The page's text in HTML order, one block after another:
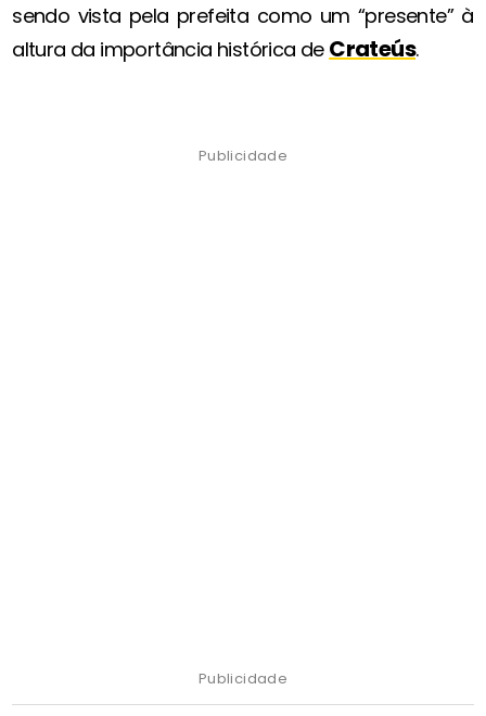
sendo vista pela prefeita como um “presente” à
altura da importância histórica de Crateús.
Publicidade
Publicidade